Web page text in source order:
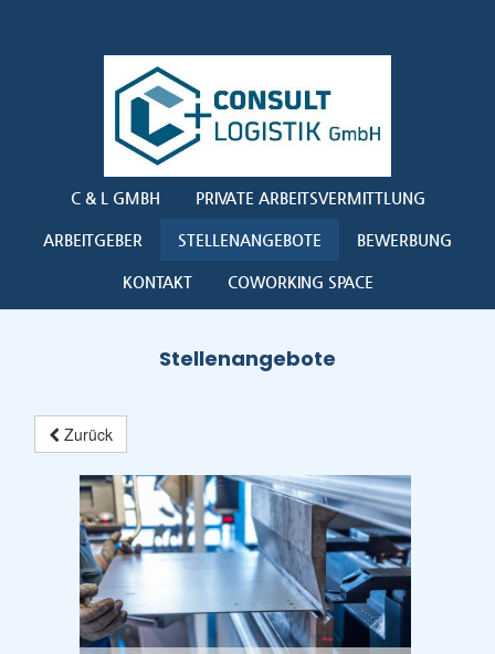
C & L GMBH PRIVATE ARBEITSVERMITTLUNG
ARBEITGEBER STELLENANGEBOTE BEWERBUNG
KONTAKT COWORKING SPACE
Stellenangebote
Zurück